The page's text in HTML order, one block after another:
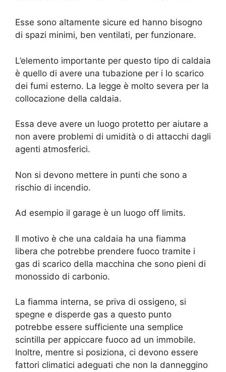
Esse sono altamente sicure ed hanno bisogno
di spazi minimi, ben ventilati, per funzionare.
L’elemento importante per questo tipo di caldaia
è quello di avere una tubazione per i lo scarico
dei fumi esterno. La legge è molto severa per la
collocazione della caldaia.
Essa deve avere un luogo protetto per aiutare a
non avere problemi di umidità o di attacchi dagli
agenti atmosferici.
Non si devono mettere in punti che sono a
rischio di incendio.
Ad esempio il garage è un luogo off limits.
Il motivo è che una caldaia ha una fiamma
libera che potrebbe prendere fuoco tramite i
gas di scarico della macchina che sono pieni di
monossido di carbonio.
La fiamma interna, se priva di ossigeno, si
spegne e disperde gas a questo punto
potrebbe essere sufficiente una semplice
scintilla per appiccare fuoco ad un immobile.
Inoltre, mentre si posiziona, ci devono essere
fattori climatici adeguati che non la danneggino